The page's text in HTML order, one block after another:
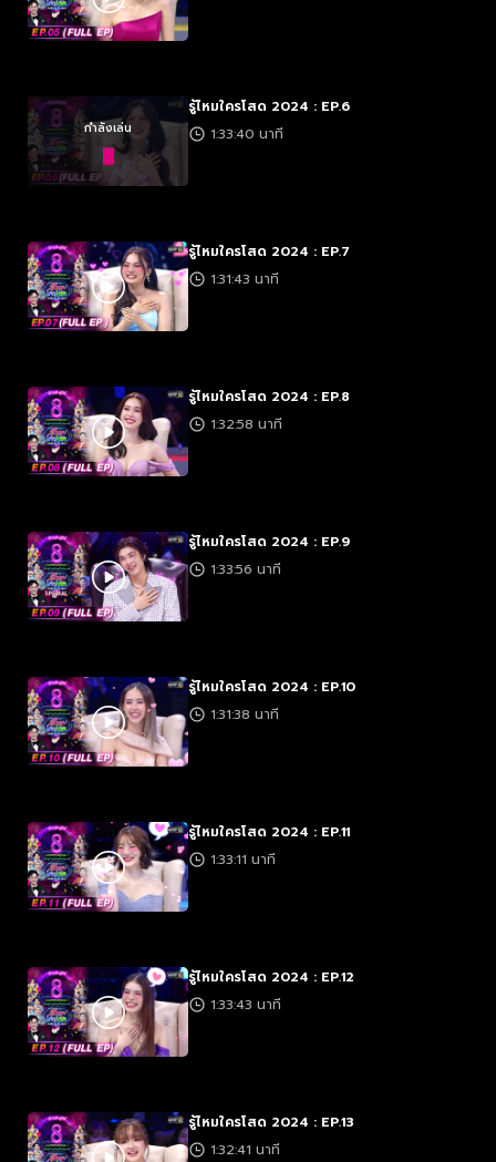
กำลังเล่น
รู้ไหมใครโสด 2024 : EP.6
1:33:40 นาที
รู้ไหมใครโสด 2024 : EP.7
1:31:43 นาที
รู้ไหมใครโสด 2024 : EP.8
1:32:58 นาที
รู้ไหมใครโสด 2024 : EP.9
1:33:56 นาที
รู้ไหมใครโสด 2024 : EP.10
1:31:38 นาที
รู้ไหมใครโสด 2024 : EP.11
1:33:11 นาที
รู้ไหมใครโสด 2024 : EP.12
1:33:43 นาที
รู้ไหมใครโสด 2024 : EP.13
1:32:41 นาที